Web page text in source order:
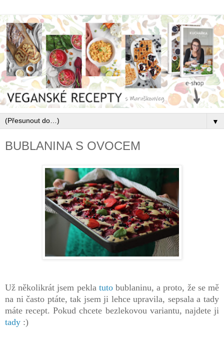
▼
BUBLANINA S OVOCEM
Už několikrát jsem pekla tutobublaninu, a proto, že se mě
na ni často ptáte, tak jsem ji lehce upravila, sepsala a tady
máte recept. Pokud chcete bezlekovou variantu, najdete ji
tady :)